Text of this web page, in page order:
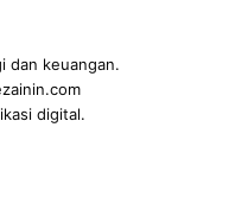
dan keuangan.
digital.